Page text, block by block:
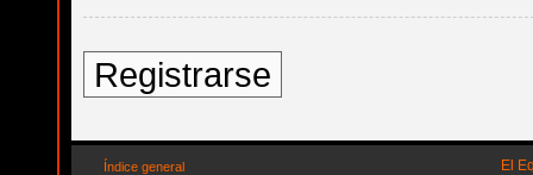
Registrarse
Índice general El